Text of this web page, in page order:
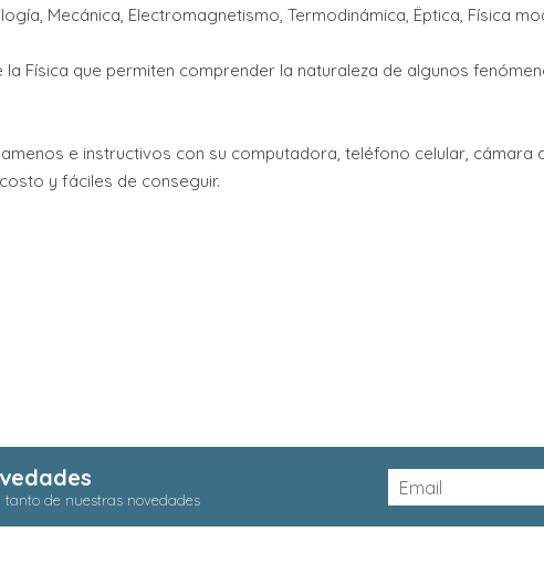
Mecánica, Electromagnetismo, Termodinámica, Ëptica, Física
la Física que permiten comprender la naturaleza de algunos
e instructivos con su computadora, teléfono celular,
y fáciles de conseguir.
tanto de nuestras novedades